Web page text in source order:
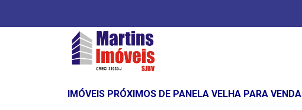
IMÓVEIS PRÓXIMOS DE PANELA VELHA PARA VENDA